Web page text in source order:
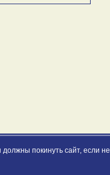
покинуть сайт, если не